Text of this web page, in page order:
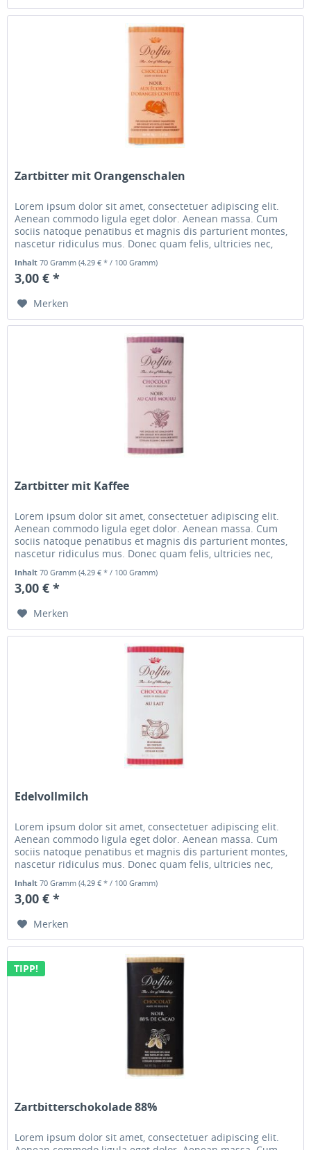
Zartbitter mit Orangenschalen
Lorem ipsum dolor sit amet, consectetuer adipiscing elit.
Aenean commodo ligula eget dolor. Aenean massa. Cum
sociis natoque penatibus et magnis dis parturient montes,
nascetur ridiculus mus. Donec quam felis, ultricies nec,
Inhalt70 Gramm(4,29 € * / 100 Gramm)
3,00 € *
Merken
Zartbitter mit Kaffee
Lorem ipsum dolor sit amet, consectetuer adipiscing elit.
Aenean commodo ligula eget dolor. Aenean massa. Cum
sociis natoque penatibus et magnis dis parturient montes,
nascetur ridiculus mus. Donec quam felis, ultricies nec,
pellentesque...
Inhalt70 Gramm(4,29 € * / 100 Gramm)
3,00 € *
Merken
Edelvollmilch
Lorem ipsum dolor sit amet, consectetuer adipiscing elit.
Aenean commodo ligula eget dolor. Aenean massa. Cum
sociis natoque penatibus et magnis dis parturient montes,
nascetur ridiculus mus. Donec quam felis, ultricies nec,
pellentesque...
Inhalt70 Gramm(4,29 € * / 100 Gramm)
3,00 € *
Merken
TIPP!
Zartbitterschokolade 88%
Lorem ipsum dolor sit amet, consectetuer adipiscing elit.